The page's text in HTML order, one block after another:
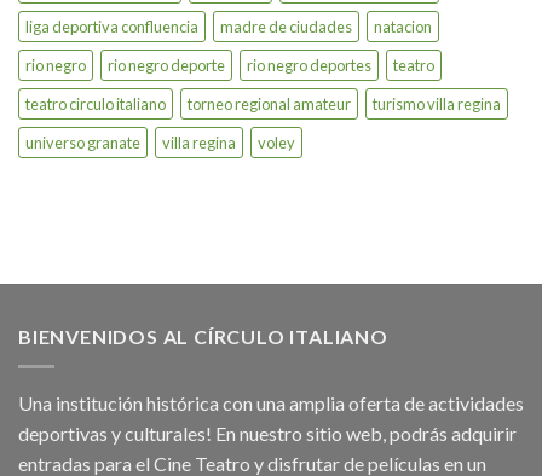
liga deportiva confluencia
madre de ciudades
natacion
rio negro
rio negro deporte rio negro deportes
teatro
teatro circulo italiano
torneo regional amateur
turismo villa regina
universo granate
villa regina voley
BIENVENIDOS AL CÍRCULO ITALIANO
Una institución histórica con una amplia oferta de actividades
deportivas y culturales! En nuestro sitio web, podrás adquirir
entradas para el Cine Teatro y disfrutar de películas en un